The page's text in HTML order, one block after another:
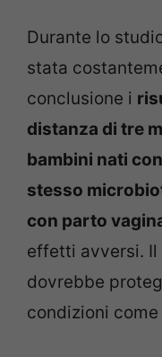
Durante lo
stata
conclusione i
distanza di tre
bambini nati
stesso
con parto
effetti avversi.
dovrebbe
condizioni